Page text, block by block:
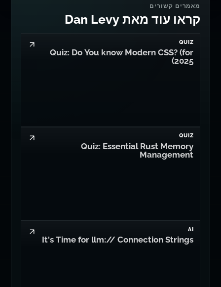
מאמרים קשורים
קראו עוד מאת Dan Levy
QUIZ
Quiz: Do You know Modern CSS? (for
2025)
QUIZ
Quiz: Essential Rust Memory
Management
AI
It's Time for llm:// Connection Strings